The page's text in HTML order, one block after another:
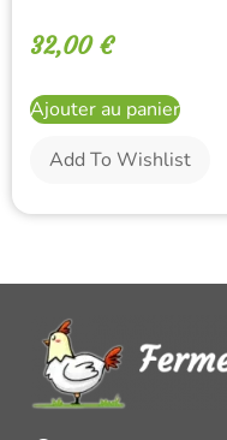
32,00 €
Ajouter au panier
Add To Wishlist